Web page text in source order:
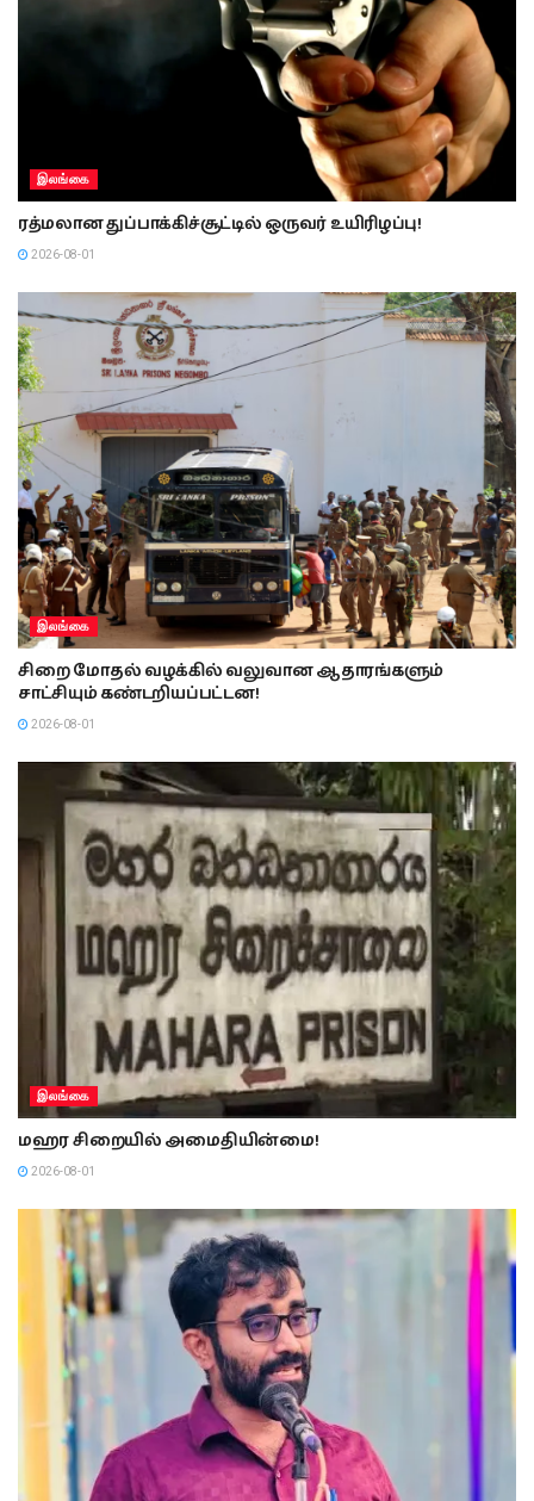
இலங்கை
ரத்மலான துப்பாக்கிச்சூட்டில் ஒருவர் உயிரிழப்பு!
2026-08-01
இலங்கை
சிறை மோதல் வழக்கில் வலுவான ஆதாரங்களும்
சாட்சியும் கண்டறியப்பட்டன!
2026-08-01
இலங்கை
மஹர சிறையில் அமைதியின்மை!
2026-08-01